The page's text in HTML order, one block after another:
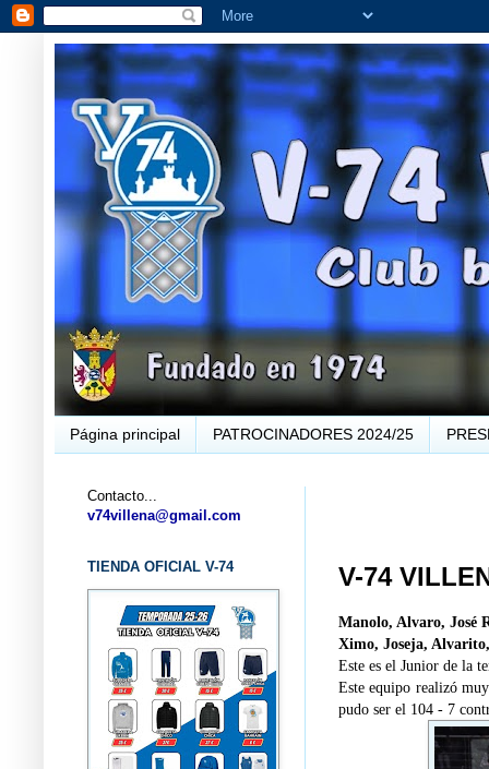
Página principal PATROCINADORES 2024/25
V-74
Manolo, Alvaro, José
Ximo, Joseja,
Este es el Junior de la
Este equipo realizó
pudo ser el 104 - 7
Contacto...
v74villena@gmail.com
TIENDA OFICIAL V-74